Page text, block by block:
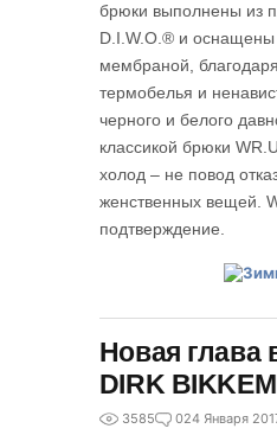
брюки выполнены из
D.I.W.O.® и
мембраной,
термобелья и
черного и белого
классикой брюки
холод – не повод
женственных вещей.
подтверждение.
Новая глава
DIRK
3585 024 Января